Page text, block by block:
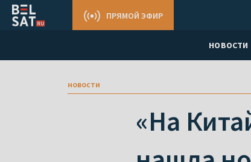
НОВОСТИ
ПРЯМОЙ ЭФИР
новости
«На